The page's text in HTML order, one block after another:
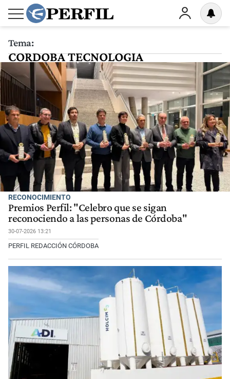
Tema:
CORDOBA TECNOLOGIA
RECONOCIMIENTO
Premios Perfil: "Celebro que se sigan
reconociendo a las personas de Córdoba"
30-07-2026 13:21
PERFIL REDACCIÓN CÓRDOBA